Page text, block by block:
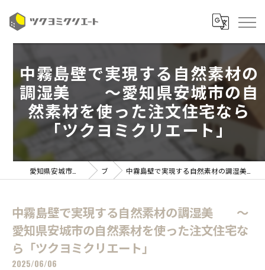
中霧島壁で実現する自然素材の
調湿美 ～愛知県安城市の自
然素材を使った注文住宅なら
「ツクヨミクリエート」
ブログ 中霧島壁で実現する自然素材の調湿美 ～愛知県安城市の自然素材を使った注文住宅なら「ツクヨミクリエート」
中霧島壁で実現する自然素材の調湿美 ～
愛知県安城市の自然素材を使った注文住宅な
ら「ツクヨミクリエート」
2025/06/06